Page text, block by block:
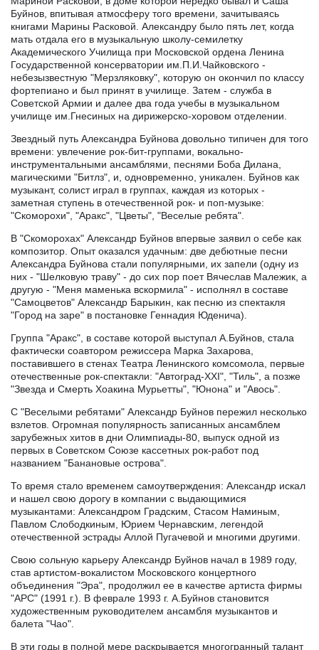
Буйнов, впитывая атмосферу того времени, зачитываясь
книгами Марины Расковой. Александру было пять лет, когда
мать отдала его в музыкальную школу-семилетку
Академического Училища при Московской ордена Ленина
Государственной консерватории им.П.И.Чайковского -
небезызвестную "Мерзляковку", которую он окончил по классу
фортепиано и был принят в училище. Затем - служба в
Советской Армии и далее два года учебы в музыкальном
училище им.Гнесиных на дирижерско-хоровом отделении.
Звездный путь Александра Буйнова довольно типичен для того
времени: увлечение рок-бит-группами, вокально-
инструментальными ансамблями, песнями Боба Дилана,
магическими "Битлз", и, одновременно, уникален. Буйнов как
музыкант, солист играл в группах, каждая из которых -
заметная ступень в отечественной рок- и поп-музыке:
"Скоморохи", "Аракс", "Цветы", "Веселые ребята".
В "Скоморохах" Александр Буйнов впервые заявил о себе как
композитор. Опыт оказался удачным: две дебютные песни
Александра Буйнова стали популярными, их запели (одну из
них - "Шелковую траву" - до сих пор поет Вячеслав Малежик, а
другую - "Меня маменька вскормила" - исполнял в составе
"Самоцветов" Александр Барыкин, как песню из спектакля
"Город на заре" в постановке Геннадия Юденича).
Группа "Аракс", в составе которой выступал А.Буйнов, стала
фактически соавтором режиссера Марка Захарова,
поставившего в стенах Театра Ленинского комсомола, первые
отечественные рок-спектакли: "Автоград-XXI", "Тиль", а позже
"Звезда и Смерть Хоакина Мурьетты", "Юнона" и "Авось".
С "Веселыми ребятами" Александр Буйнов пережил несколько
взлетов. Огромная популярность записанных ансамблем
зарубежных хитов в дни Олимпиады-80, выпуск одной из
первых в Советском Союзе кассетных рок-работ под
названием "Банановые острова".
То время стало временем самоутверждения: Александр искал
и нашел свою дорогу в компании с выдающимися
музыкантами: Александром Градским, Стасом Наминым,
Павлом Слободкиным, Юрием Чернавским, легендой
отечественной эстрады Аллой Пугачевой и многими другими.
Свою сольную карьеру Александр Буйнов начал в 1989 году,
став артистом-вокалистом Московского концертного
объединения "Эра", продолжил ее в качестве артиста фирмы
"АРС" (1991 г.). В феврале 1993 г. А.Буйнов становится
художественным руководителем ансамбля музыкантов и
балета "Чао".
В эти годы в полной мере раскрывается многогранный талант